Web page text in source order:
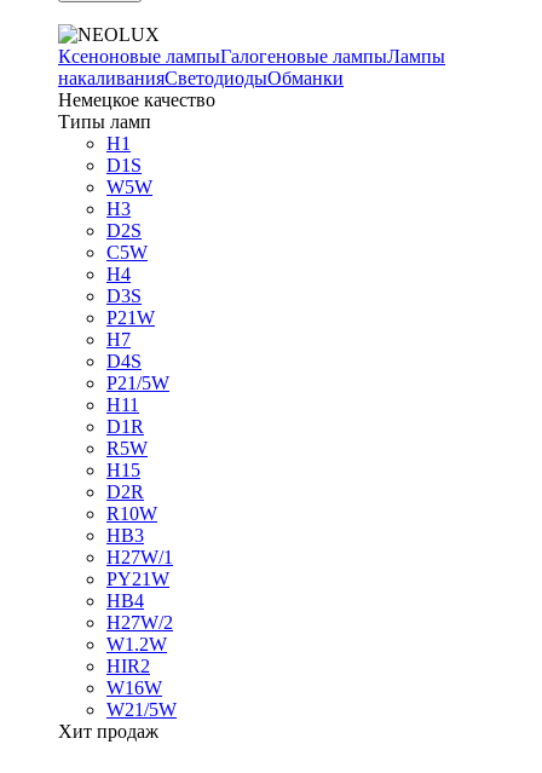
Ксеноновые лампыГалогеновые лампыЛампы
накаливанияСветодиодыОбманки
Немецкое качество
Типы ламп
H1
D1S
W5W
H3
D2S
C5W
H4
D3S
P21W
H7
D4S
P21/5W
H11
D1R
R5W
H15
D2R
R10W
HB3
H27W/1
PY21W
HB4
H27W/2
W1.2W
HIR2
W16W
W21/5W
Хит продаж